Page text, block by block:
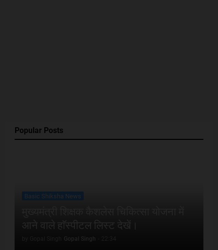
Popular Posts
Basic Shiksha News
आने वाले हाॅस्पीटल लिस्ट देखें।
Gopal Singh